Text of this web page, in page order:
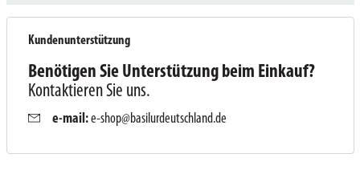
Kundenunterstützung
Benötigen Sie Unterstützung beim Einkauf?
Kontaktieren Sie uns.
e-mail:e-shop@basilurdeutschland.de